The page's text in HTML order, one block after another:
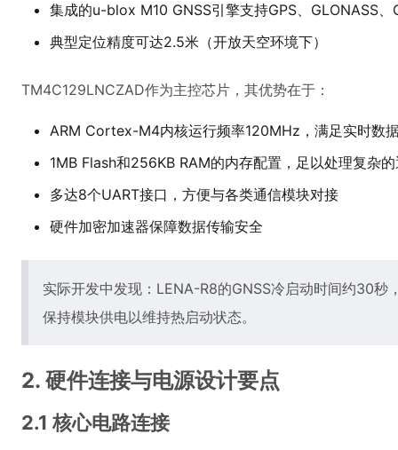
集成的u-blox M10 GNSS引擎支持GPS、GLONASS
典型定位精度可达2.5米（开放天空环境下）
TM4C129LNCZAD作为主控芯片，其优势在于：
ARM Cortex-M4内核运行频率120MHz，满足实时数
1MB Flash和256KB RAM的内存配置，足以处理复杂
多达8个UART接口，方便与各类通信模块对接
硬件加密加速器保障数据传输安全
实际开发中发现：LENA-R8的GNSS冷启动时间约30秒
保持模块供电以维持热启动状态。
2. 硬件连接与电源设计要点
2.1 核心电路连接